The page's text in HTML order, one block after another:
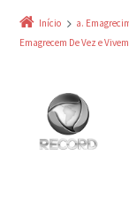
Início a.
Emagrecem De Vez e